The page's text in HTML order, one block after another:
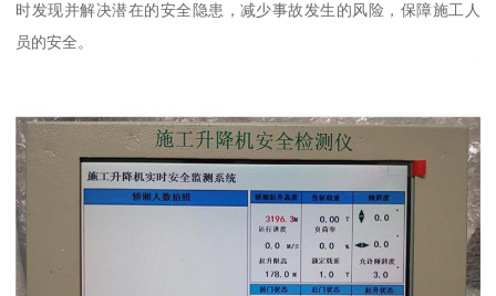
时发现并解决潜在的安全隐患，减少事故发生的风险，保障施工人
员的安全。